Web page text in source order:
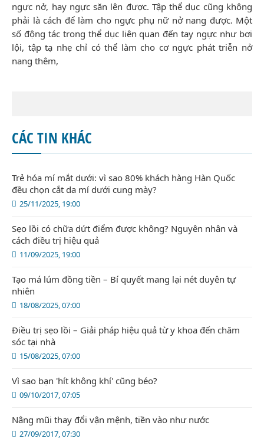
ngực nở, hay ngực săn lên được. Tập thể dục cũng không
phải là cách để làm cho ngực phụ nữ nở nang được. Một
số động tác trong thể dục liên quan đến tay ngực như bơi
lội, tập tạ nhẹ chỉ có thể làm cho cơ ngực phát triễn nở
nang thêm,
CÁC TIN KHÁC
25/11/2025, 19:00
Trẻ hóa mí mắt dưới: vì sao 80% khách hàng Hàn Quốc
đều chọn cắt da mí dưới cung mày?
11/09/2025, 19:00
Sẹo lồi có chữa dứt điểm được không? Nguyên nhân và
cách điều trị hiệu quả
18/08/2025, 07:00
Tạo má lúm đồng tiền – Bí quyết mang lại nét duyên tự
nhiên
15/08/2025, 07:00
Điều trị sẹo lồi – Giải pháp hiệu quả từ y khoa đến chăm
sóc tại nhà
09/10/2017, 07:05
Vì sao bạn 'hít không khí' cũng béo?
27/09/2017, 07:30
Nâng mũi thay đổi vận mệnh, tiền vào như nước